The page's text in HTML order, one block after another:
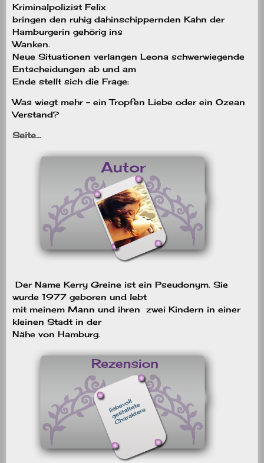
Kriminalpolizist Felix
bringen den ruhig dahinschippernden Kahn der
Hamburgerin gehörig ins
Wanken.
Neue Situationen verlangen Leona schwerwiegende
Entscheidungen ab und am
Ende stellt sich die Frage:
Was wiegt mehr – ein Tropfen Liebe oder ein Ozean
Verstand?
Seite…
Der Name Kerry Greine ist ein Pseudonym. Sie
wurde 1977 geboren und lebt
mit meinem Mann und ihren zwei Kindern in einer
kleinen Stadt in der
Nähe von Hamburg.